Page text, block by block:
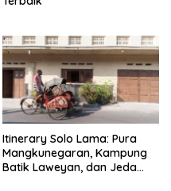
Itinerary Solo Lama: Pura
Mangkunegaran, Kampung
Batik Laweyan, dan Jeda